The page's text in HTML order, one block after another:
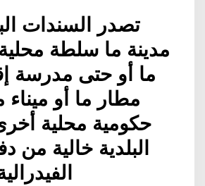
تصدر السندات
مدينة ما سلطة محلية
ما أو حتى مدرسة
مطار ما أو
حكومية محلية
البلدية خالية من